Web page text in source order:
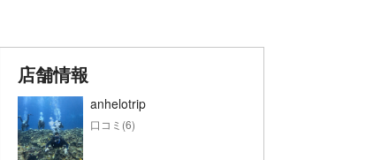
店舗情報
anhelotrip
口コミ(6)